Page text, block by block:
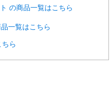
の商品一覧はこちら
一覧はこちら
ら